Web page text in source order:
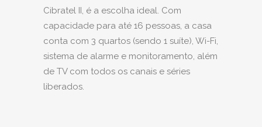
Cibratel II, é a escolha ideal. Com
capacidade para até 16 pessoas, a casa
conta com 3 quartos (sendo 1 suíte), Wi-Fi,
sistema de alarme e monitoramento, além
de TV com todos os canais e séries
liberados.